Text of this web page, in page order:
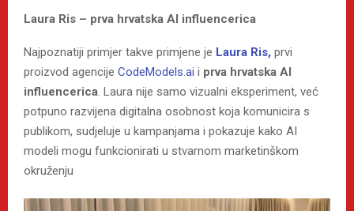
Laura Ris – prva hrvatska AI influencerica
Najpoznatiji primjer takve primjene je Laura Ris, prvi
proizvod agencije CodeModels.ai i prva hrvatska AI
influencerica. Laura nije samo vizualni eksperiment, već
potpuno razvijena digitalna osobnost koja komunicira s
publikom, sudjeluje u kampanjama i pokazuje kako AI
modeli mogu funkcionirati u stvarnom marketinškom
okruženju